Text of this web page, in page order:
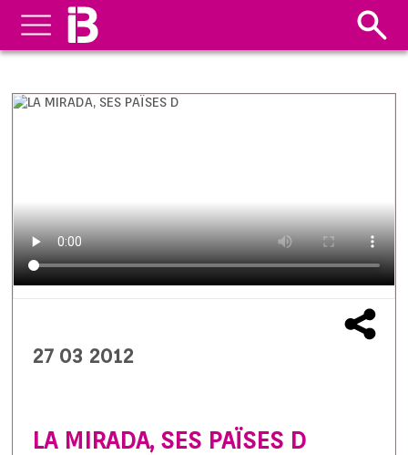
27 03 2012
LA MIRADA, SES PAÏSES D